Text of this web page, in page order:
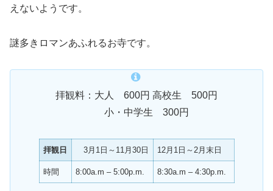
えないようです。
謎多きロマンあふれるお寺です。
拝観料：大人 600円 高校生 500円
小・中学生 300円
拝観日 3月1日～11月30日 12月1日～2月末日
時間 8:00a.m – 5:00p.m. 8:30a.m – 4:30p.m.